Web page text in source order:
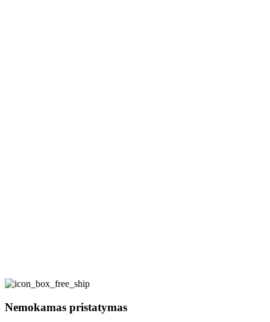
Nemokamas pristatymas